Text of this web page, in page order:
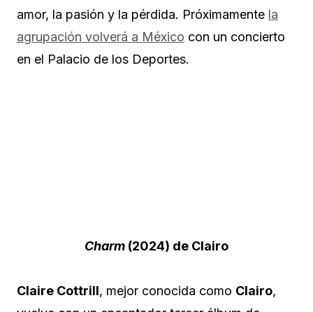
amor, la pasión y la pérdida. Próximamente la
agrupación volverá a México con un concierto
en el Palacio de los Deportes.
Charm (2024) de Clairo
Claire Cottrill, mejor conocida como Clairo,